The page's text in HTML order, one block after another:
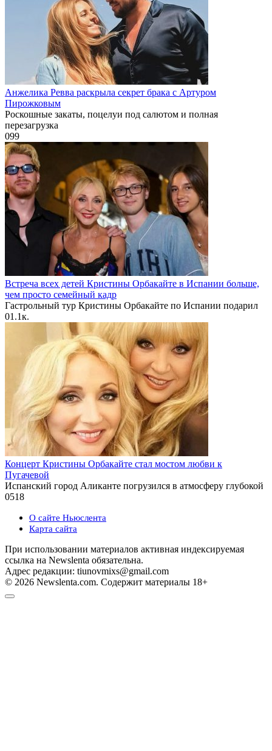
Анжелика Ревва раскрыла секрет брака с Артуром
Пирожковым
Роскошные закаты, поцелуи под салютом и полная
перезагрузка
099
Встреча всех детей Кристины Орбакайте в Испании больше,
чем просто семейный кадр
Гастрольный тур Кристины Орбакайте по Испании подарил
01.1к.
Концерт Кристины Орбакайте стал мостом любви к
Пугачевой
Испанский город Аликанте погрузился в атмосферу глубокой
0518
О сайте Ньюслента
Карта сайта
При использовании материалов активная индексируемая
ссылка на Newslenta обязательна.
Адрес редакции: tiunovmixs@gmail.com
© 2026 Newslenta.com. Содержит материалы 18+